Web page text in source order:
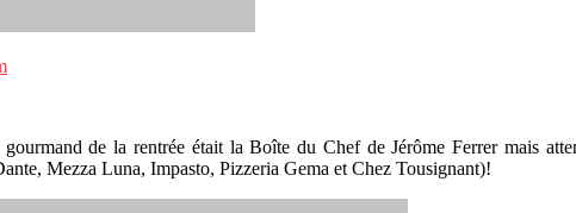
de la rentrée était la Boîte du Chef de Jérôme Ferrer mais
Mezza Luna, Impasto, Pizzeria Gema et Chez Tousignant)!